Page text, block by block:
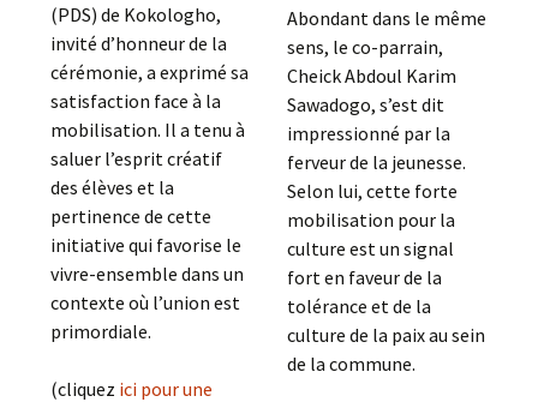
(PDS) de Kokologho,
invité d’honneur de la
cérémonie, a exprimé sa
satisfaction face à la
mobilisation. Il a tenu à
saluer l’esprit créatif
des élèves et la
pertinence de cette
initiative qui favorise le
vivre-ensemble dans un
contexte où l’union est
primordiale.
(cliquez ici pour une
Abondant dans le même
sens, le co-parrain,
Cheick Abdoul Karim
Sawadogo, s’est dit
impressionné par la
ferveur de la jeunesse.
Selon lui, cette forte
mobilisation pour la
culture est un signal
fort en faveur de la
tolérance et de la
culture de la paix au sein
de la commune.